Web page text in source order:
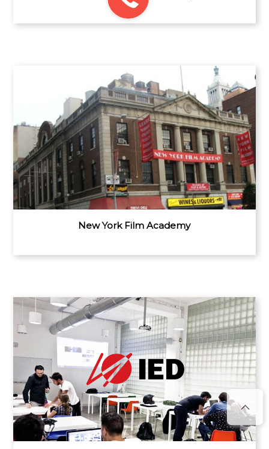
New York Film Academy